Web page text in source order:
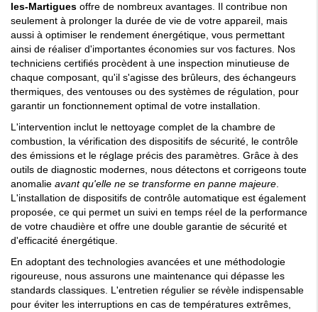
les-Martigues offre de nombreux avantages. Il contribue non
seulement à prolonger la durée de vie de votre appareil, mais
aussi à optimiser le rendement énergétique, vous permettant
ainsi de réaliser d'importantes économies sur vos factures. Nos
techniciens certifiés procèdent à une inspection minutieuse de
chaque composant, qu'il s'agisse des brûleurs, des échangeurs
thermiques, des ventouses ou des systèmes de régulation, pour
garantir un fonctionnement optimal de votre installation.
L'intervention inclut le nettoyage complet de la chambre de
combustion, la vérification des dispositifs de sécurité, le contrôle
des émissions et le réglage précis des paramètres. Grâce à des
outils de diagnostic modernes, nous détectons et corrigeons toute
anomalie avant qu'elle ne se transforme en panne majeure.
L'installation de dispositifs de contrôle automatique est également
proposée, ce qui permet un suivi en temps réel de la performance
de votre chaudière et offre une double garantie de sécurité et
d'efficacité énergétique.
En adoptant des technologies avancées et une méthodologie
rigoureuse, nous assurons une maintenance qui dépasse les
standards classiques. L'entretien régulier se révèle indispensable
pour éviter les interruptions en cas de températures extrêmes,